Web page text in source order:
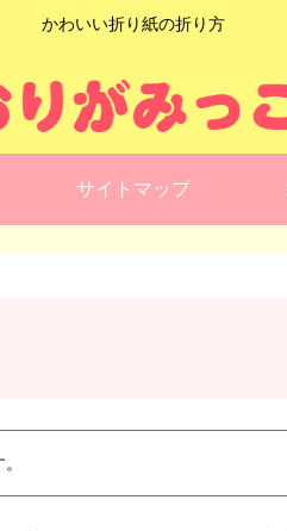
かわいい折り紙の折り方
サイトマップ